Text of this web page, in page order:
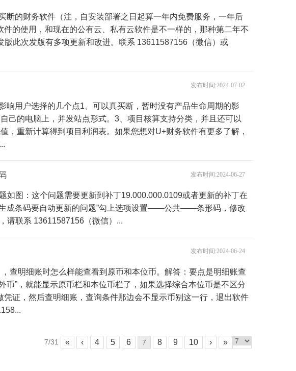
断的财务软件（注，自安装部署之日起算一年内免费服务，一年后
的使用，和现在的公有云、私有云软件是不一样的，那种第二年不
此次发版有多项更新和改进。联系 13611587156（微信）或
发布时间:2024-07-02
响用户选择的几个点1、可以真买断，暂时没有产品生命周期的影
己的电脑上，并发站点形式。3、项目核算支持分类，并且还可以
，重新计算得到项目利润表。如果您想对U+财务软件有更多了解，
发布时间:2024-06-27
如图：这个问题需要更新到补丁19.000.000.0109或者更新的补丁在
成条码要自动更新的问题”勾上选项设置——公共——条形码，修改
请联系 13611587156（微信）...
发布时间:2024-06-24
查明细账时怎么样能查看到原币和本位币。解答：要点是明细账查
币”，就能显示原币栏和本位币栏了，如果选择综合本位币是不区分
证，然后查明细账，查询条件那边会不显示币别这一行，退出软件
7/31 « ‹ 4 5 6 7 8 9 10 › »